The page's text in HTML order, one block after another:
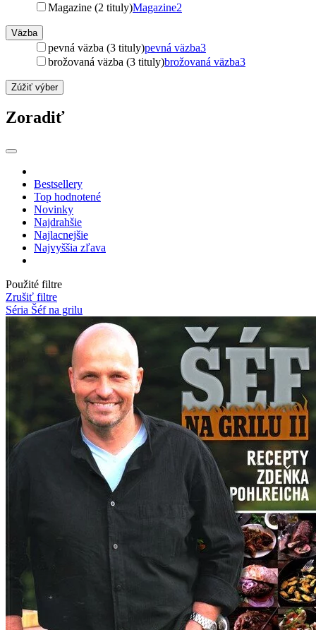
Magazine (2 tituly)Magazine2
Väzba
pevná väzba (3 tituly)pevná väzba3
brožovaná väzba (3 tituly)brožovaná väzba3
Zúžiť výber
Zoradiť
Bestsellery
Top hodnotené
Novinky
Najdrahšie
Najlacnejšie
Najvyššia zľava
Použité filtre
Zrušiť filtre
Séria Šéf na grilu